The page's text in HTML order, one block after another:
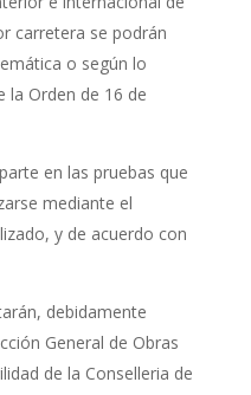
carretera se podrán
o según lo
la Orden de 16 de
en las pruebas que
mediante el
y de acuerdo con
debidamente
General de Obras
de la Conselleria de